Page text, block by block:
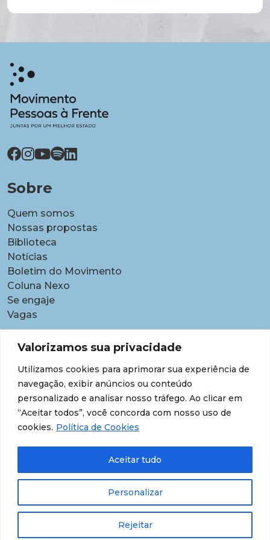
Valorizamos sua privacidade
Utilizamos cookies para aprimorar sua experiência de
navegação, exibir anúncios ou conteúdo
personalizado e analisar nosso tráfego. Ao clicar em
“Aceitar todos”, você concorda com nosso uso de
cookies. Política de Cookies
Personalizar
Rejeitar
Aceitar tudo
Sobre
Quem somos
Nossas propostas
Biblioteca
Notícias
Boletim do Movimento
Coluna Nexo
Se engaje
Vagas
Pautas
Carreiras
Contratações temporárias
Equidade étnico-racial
Equidade para Mulheres
Gestão de desempenho e desenvolvimento
Transparência de dados sobre lideranças